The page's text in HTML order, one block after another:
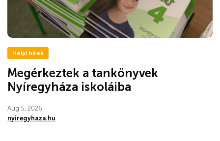
Helyi hírek
Megérkeztek a tankönyvek
Nyíregyháza iskoláiba
Aug 5, 2026
nyiregyhaza.hu